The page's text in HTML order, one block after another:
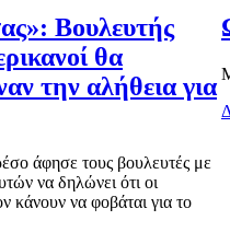
Βουλευτής
θα
την αλήθεια για
άφησε τους βουλευτές με
να δηλώνει ότι οι
κάνουν να φοβάται για το